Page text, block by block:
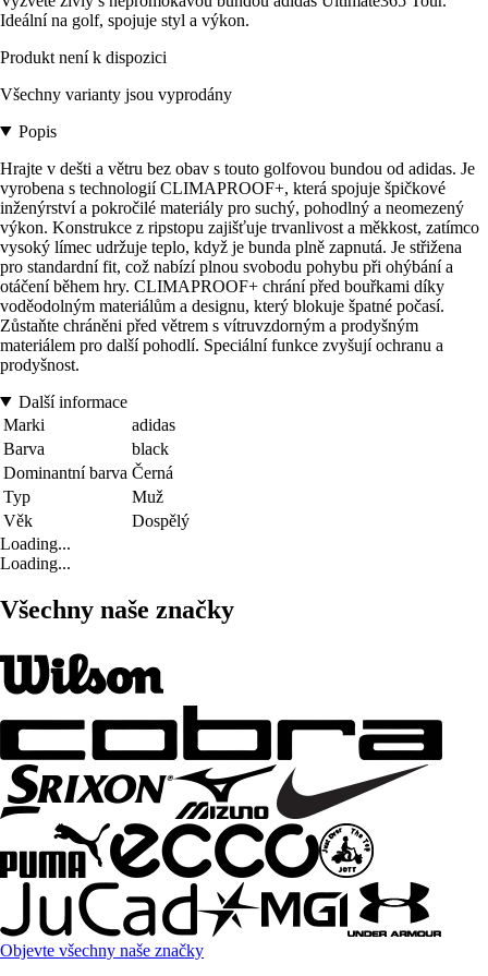
Ideální na golf, spojuje styl a výkon.
Produkt není k dispozici
Všechny varianty jsou vyprodány
Popis
Hrajte v dešti a větru bez obav s touto golfovou bundou od adidas. Je
vyrobena s technologií CLIMAPROOF+, která spojuje špičkové
inženýrství a pokročilé materiály pro suchý, pohodlný a neomezený
výkon. Konstrukce z ripstopu zajišťuje trvanlivost a měkkost, zatímco
vysoký límec udržuje teplo, když je bunda plně zapnutá. Je střižena
pro standardní fit, což nabízí plnou svobodu pohybu při ohýbání a
otáčení během hry. CLIMAPROOF+ chrání před bouřkami díky
voděodolným materiálům a designu, který blokuje špatné počasí.
Zůstaňte chráněni před větrem s vítruvzdorným a prodyšným
materiálem pro další pohodlí. Speciální funkce zvyšují ochranu a
prodyšnost.
Další informace
Marki
adidas
Barva
black
Dominantní barva Černá
Typ
Muž
Věk
Dospělý
Loading...
Loading...
Všechny naše značky
Objevte všechny naše značky